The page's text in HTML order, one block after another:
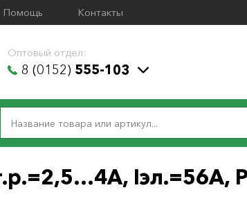
Помощь Контакты
Оптовый отдел:
8 (0152) 555-103
Iэл.=56А,